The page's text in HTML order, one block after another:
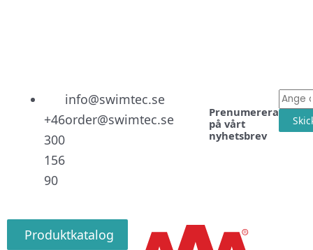
+46
300
156
90
info@swimtec.se
order@swimtec.se
Prenumerera
på vårt
nyhetsbrev
E-
post
Produktkatalog